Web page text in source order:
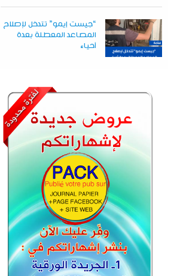
“جيست إيمو” تتدخل لإصلاح
المصاعد المعطلة بعدة
أحياء